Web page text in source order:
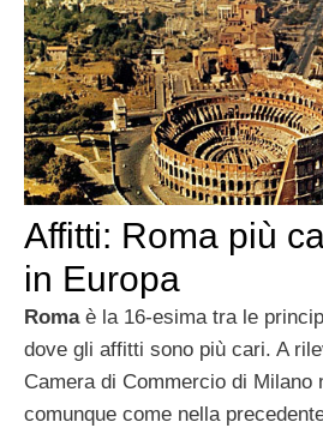
Affitti: Roma più
in Europa
Romaè la 16-esima tra le
dove gli affitti sono più cari. A
Camera di Commercio di Milano
comunque come nella